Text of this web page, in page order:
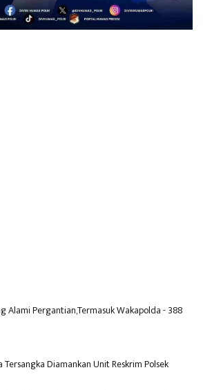
Alami Pergantian,Termasuk Wakapolda- 388
Diamankan Unit Reskrim Polsek